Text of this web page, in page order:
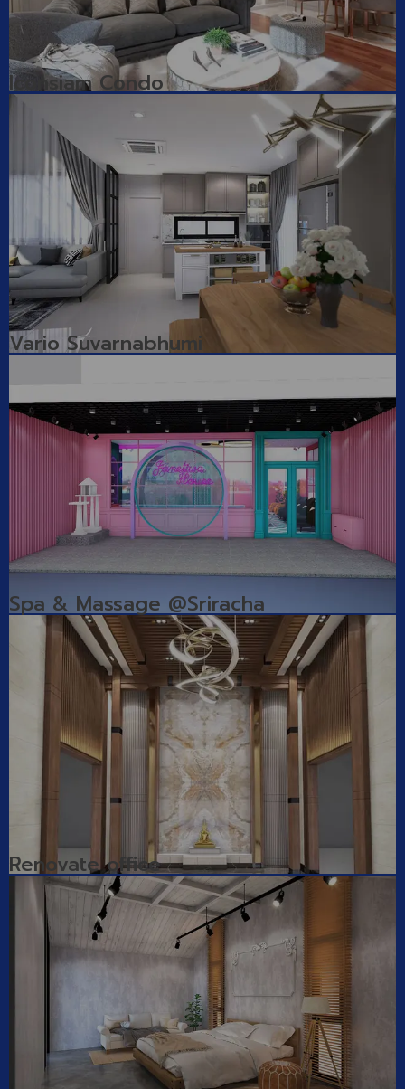
Iconsiam Condo
Vario Suvarnabhumi
Spa & Massage @Sriracha
Renovate office